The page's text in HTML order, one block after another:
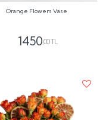
Orange Flowers Vase
1450,00 TL